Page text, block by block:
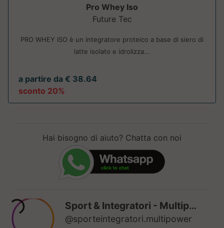
Pro Whey Iso
Future Tec
PRO WHEY ISO è un integratore proteico a base di siero di
latte isolato e idrolizza...
a partire da € 38.64
sconto 20%
Hai bisogno di aiuto? Chatta con noi